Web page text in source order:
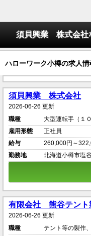
須貝興業 株式会社
ハローワーク小樽の求人
須貝興業 株式会社
2026-06-26 更新
職種
大型運転手（１
雇用形態
正社員
給与
260,000円～
勤務地
北海道小樽市塩
有限会社 熊谷テント
2026-06-26 更新
職種
テント等の製作